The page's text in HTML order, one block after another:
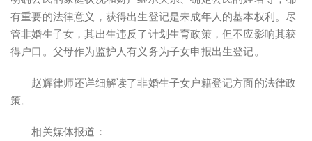
有重要的法律意义，获得出生登记是未成年人的基本权利。尽
管非婚生子女，其出生违反了计划生育政策，但不应影响其获
得户口。父母作为监护人有义务为子女申报出生登记。
赵辉律师还详细解读了非婚生子女户籍登记方面的法律政
策。
相关媒体报道：